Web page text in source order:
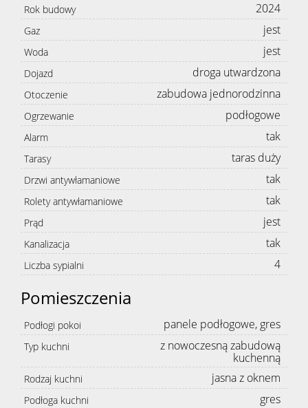
Rok budowy 2024
Gaz jest
Woda jest
Dojazd droga utwardzona
Otoczenie zabudowa jednorodzinna
Ogrzewanie podłogowe
Alarm tak
Tarasy taras duży
Drzwi antywłamaniowe tak
Rolety antywłamaniowe tak
Prąd jest
Kanalizacja tak
Liczba sypialni 4
Pomieszczenia
Podłogi pokoi panele podłogowe, gres
Typ kuchni
z nowoczesną zabudową
kuchenną
Rodzaj kuchni jasna z oknem
Podłoga kuchni gres